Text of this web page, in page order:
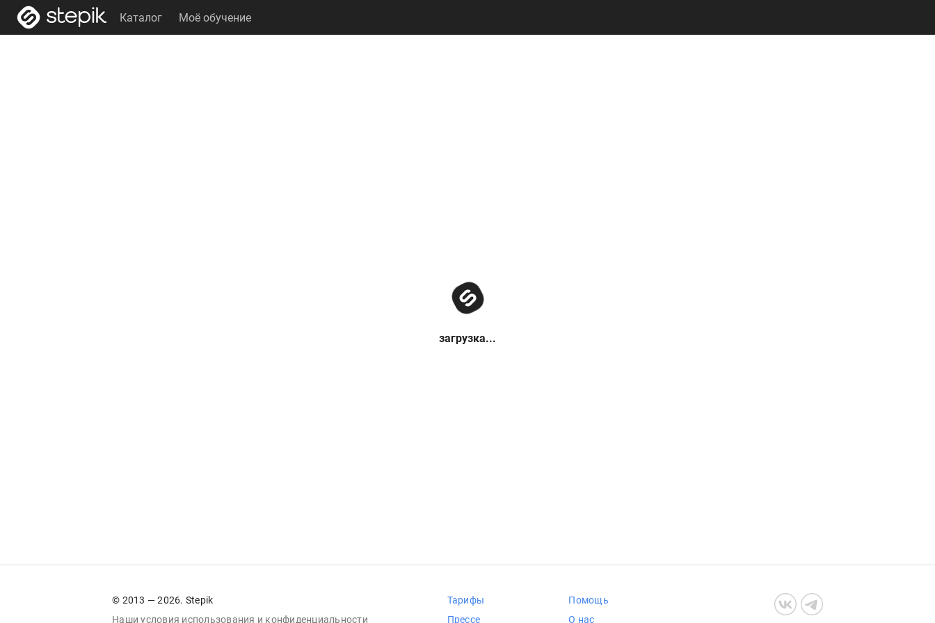
Каталог Моё обучение
загрузка...
© 2013 — 2026. Stepik
Наши условия использования и конфиденциальности
Тарифы
Прессе
Помощь
О нас